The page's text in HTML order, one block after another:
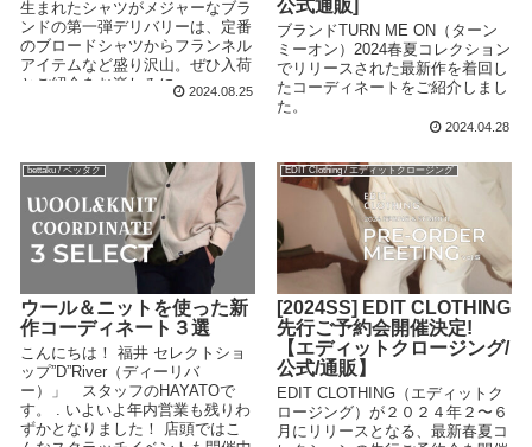
生まれたシャツがメジャーなブラ
ンドの第一弾デリバリーは、定番
のブロードシャツからフランネル
アイテムなど盛り沢山。ぜひ入荷
とご紹介をお楽しみに。 2024.08.25
公式通販]
ブランドTURN ME ON（ターン
ミーオン）2024春夏コレクション
でリリースされた最新作を着回し
たコーディネートをご紹介しまし
た。
2024.04.28
bettaku / ベッタク
ウール＆ニットを使った新
作コーディネート３選
こんにちは！ 福井 セレクトショ
ップ”D”River（ディーリバ
ー）」 スタッフのHAYATOで
す。 . いよいよ年内営業も残りわ
ずかとなりました！ 店頭ではこ
EDIT Clothing / エディットクロージング
[2024SS] EDIT CLOTHING
先行ご予約会開催決定!
【エディットクロージング/
公式/通販】
EDIT CLOTHING（エディットク
ロージング）が２０２４年２〜６
月にリリースとなる、最新春夏コ